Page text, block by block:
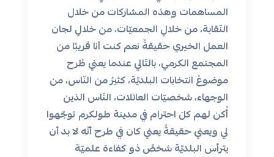
المساهمات وهذه المشاركات من خلال
النّقابة، من خلالِ الجمعيّات، من خلالِ لجان
العمل الخيري حقيقةً نعم كنت أنا قريبًا من
المجتمع الكرمي، بالتّالي عندما يعني طُرح
موضوعُ انتخابات البلديّة، كثيرُ من النّاس، من
الوجهاء، شخصيّات العائلات، النّاس الذين
أُكن لهم كلَ احترام في مدينة طولكرم توجّهوا
لي ويعني حقيقةً يعني كان في طرح أنّه لا بد أن
يترأس البلديّة شخصٌ ذو كفاءة علميّة